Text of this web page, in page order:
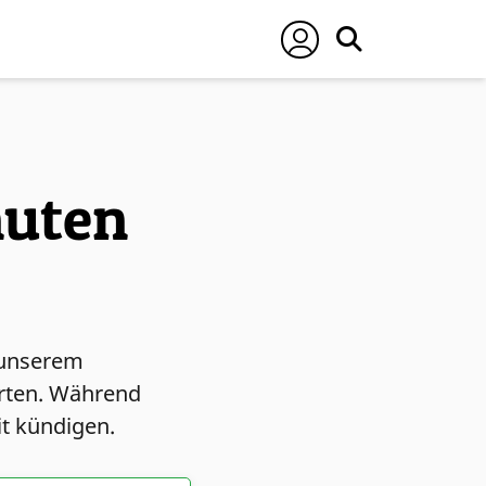
Während
kündigen.